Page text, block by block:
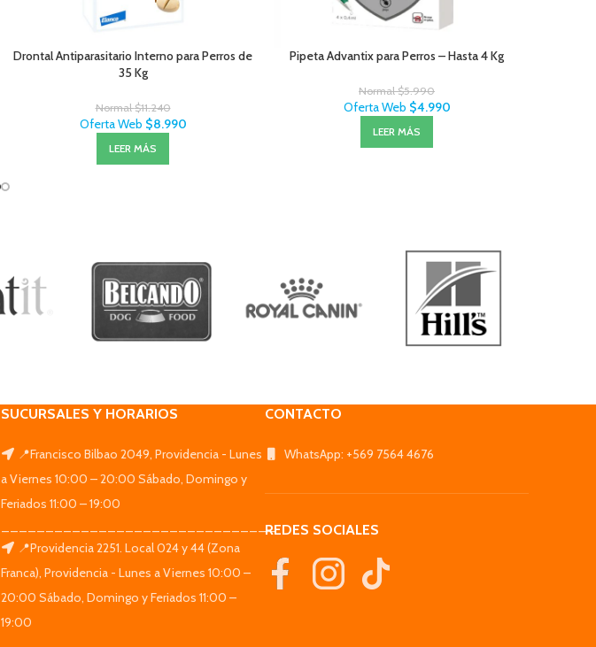
Drontal Antiparasitario Interno para Perros de
35 Kg
Normal$11.240
Oferta Web $8.990
LEER MÁS
Pipeta Advantix para Perros – Hasta 4 Kg
Normal$5.990
Oferta Web $4.990
LEER MÁS
SUCURSALES Y HORARIOS
📍Francisco Bilbao 2049, Providencia - Lunes
a Viernes 10:00 – 20:00 Sábado, Domingo y
Feriados 11:00 – 19:00
_______________________________
📍Providencia 2251. Local 024 y 44 (Zona
Franca), Providencia - Lunes a Viernes 10:00 –
20:00 Sábado, Domingo y Feriados 11:00 –
19:00
CONTACTO
WhatsApp: +569 7564 4676
REDES SOCIALES